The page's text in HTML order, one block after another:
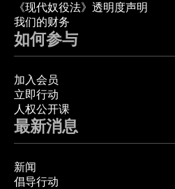
《现代奴役法》透明度声明
我们的财务
如何参与
加入会员
立即行动
人权公开课
最新消息
新闻
倡导行动